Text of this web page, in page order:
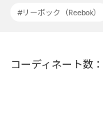
#リーボック（Reebok）
コーディネート数：